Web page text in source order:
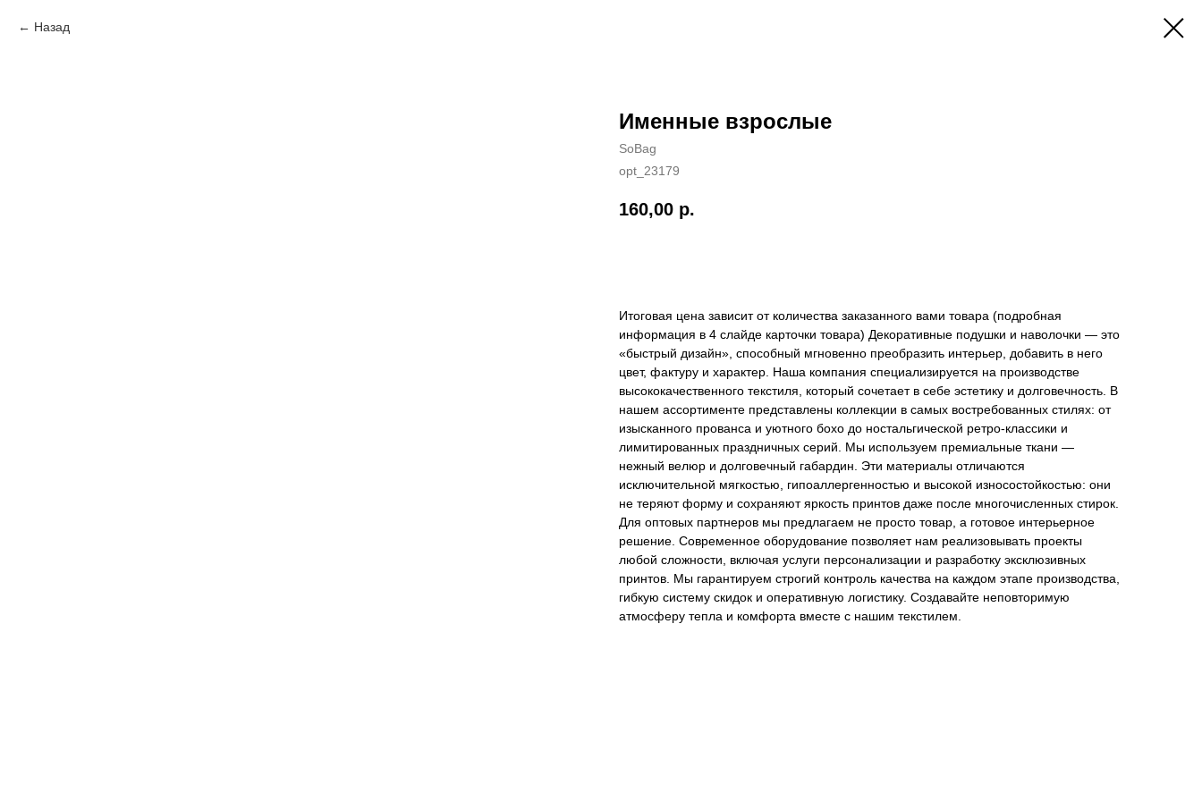
Назад
Именные взрослые
SoBag
opt_23179
160,00 р.
Итоговая цена зависит от количества заказанного вами товара (подробная
информация в 4 слайде карточки товара) Декоративные подушки и наволочки — это
«быстрый дизайн», способный мгновенно преобразить интерьер, добавить в него
цвет, фактуру и характер. Наша компания специализируется на производстве
высококачественного текстиля, который сочетает в себе эстетику и долговечность. В
нашем ассортименте представлены коллекции в самых востребованных стилях: от
изысканного прованса и уютного бохо до ностальгической ретро-классики и
лимитированных праздничных серий. Мы используем премиальные ткани —
нежный велюр и долговечный габардин. Эти материалы отличаются
исключительной мягкостью, гипоаллергенностью и высокой износостойкостью: они
не теряют форму и сохраняют яркость принтов даже после многочисленных стирок.
Для оптовых партнеров мы предлагаем не просто товар, а готовое интерьерное
решение. Современное оборудование позволяет нам реализовывать проекты
любой сложности, включая услуги персонализации и разработку эксклюзивных
принтов. Мы гарантируем строгий контроль качества на каждом этапе производства,
гибкую систему скидок и оперативную логистику. Создавайте неповторимую
атмосферу тепла и комфорта вместе с нашим текстилем.